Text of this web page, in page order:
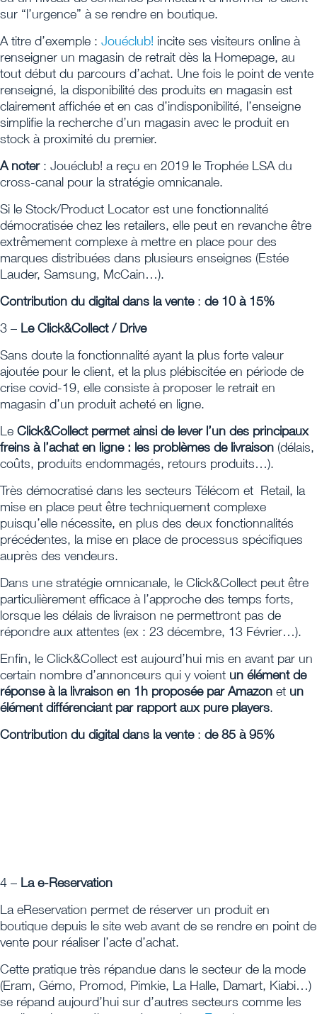
sur “l’urgence” à se rendre en boutique.
A titre d’exemple : Jouéclub! incite ses visiteurs online à
renseigner un magasin de retrait dès la Homepage, au
tout début du parcours d’achat. Une fois le point de vente
renseigné, la disponibilité des produits en magasin est
clairement affichée et en cas d’indisponibilité, l’enseigne
simplifie la recherche d’un magasin avec le produit en
stock à proximité du premier.
A noter: Jouéclub! a reçu en 2019 le Trophée LSA du
cross-canal pour la stratégie omnicanale.
Si le Stock/Product Locator est une fonctionnalité
démocratisée chez les retailers, elle peut en revanche être
extrêmement complexe à mettre en place pour des
marques distribuées dans plusieurs enseignes (Estée
Lauder, Samsung, McCain…).
Contribution du digital dans la vente: de 10 à 15%
3 – Le Click&Collect / Drive
Sans doute la fonctionnalité ayant la plus forte valeur
ajoutée pour le client, et la plus plébiscitée en période de
crise covid-19, elle consiste à proposer le retrait en
magasin d’un produit acheté en ligne.
Le Click&Collect permet ainsi de lever l’un des principaux
freins à l’achat en ligne : les problèmes de livraison (délais,
coûts, produits endommagés, retours produits…).
Très démocratisé dans les secteurs Télécom et Retail, la
mise en place peut être techniquement complexe
puisqu’elle nécessite, en plus des deux fonctionnalités
précédentes, la mise en place de processus spécifiques
auprès des vendeurs.
Dans une stratégie omnicanale, le Click&Collect peut être
particulièrement efficace à l’approche des temps forts,
lorsque les délais de livraison ne permettront pas de
répondre aux attentes (ex : 23 décembre, 13 Février…).
Enfin, le Click&Collect est aujourd’hui mis en avant par un
certain nombre d’annonceurs qui y voient un élément de
réponse à la livraison en 1h proposée par Amazon et un
élément différenciant par rapport aux pure players.
Contribution du digital dans la vente: de 85 à 95%
4 – La e-Reservation
La eReservation permet de réserver un produit en
boutique depuis le site web avant de se rendre en point de
vente pour réaliser l’acte d’achat.
Cette pratique très répandue dans le secteur de la mode
(Eram, Gémo, Promod, Pimkie, La Halle, Damart, Kiabi…)
se répand aujourd’hui sur d’autres secteurs comme les